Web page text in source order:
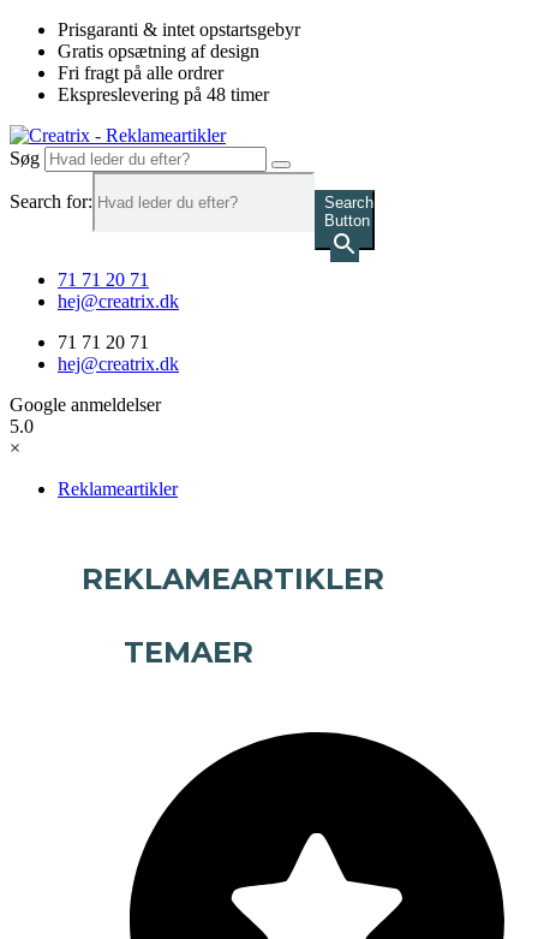
Videre
indhold
Prisgaranti & intet opstartsgebyr
Gratis opsætning af design
Fri fragt på alle ordrer
Ekspreslevering på 48 timer
Søg
Search for:
Search
Button
71 71 20 71
hej@creatrix.dk
71 71 20 71
hej@creatrix.dk
Google anmeldelser
5.0
×
Reklameartikler
REKLAMEARTIKLER
TEMAER